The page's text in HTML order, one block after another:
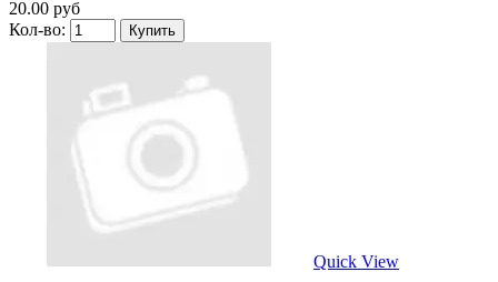
20.00 руб
Кол-во:
Quick View